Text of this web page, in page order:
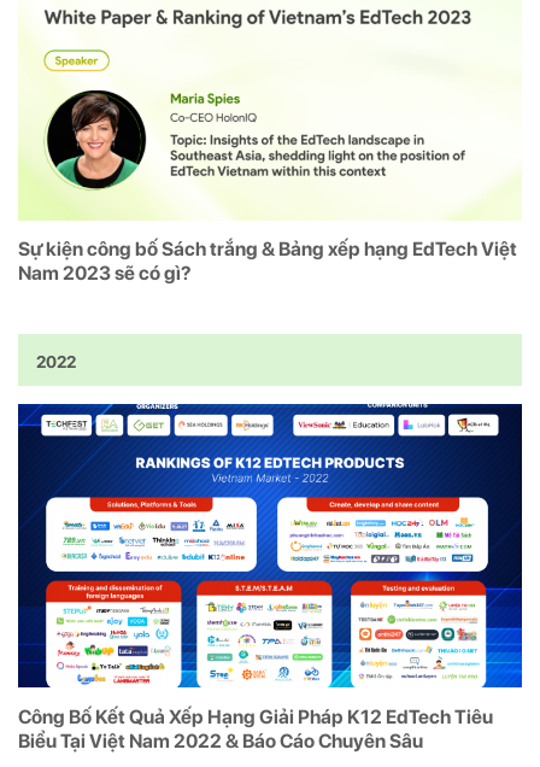
Sự kiện công bố Sách trắng & Bảng xếp hạng EdTech Việt
Nam 2023 sẽ có gì?
2022
Công Bố Kết Quả Xếp Hạng Giải Pháp K12 EdTech Tiêu
Biểu Tại Việt Nam 2022 & Báo Cáo Chuyên Sâu